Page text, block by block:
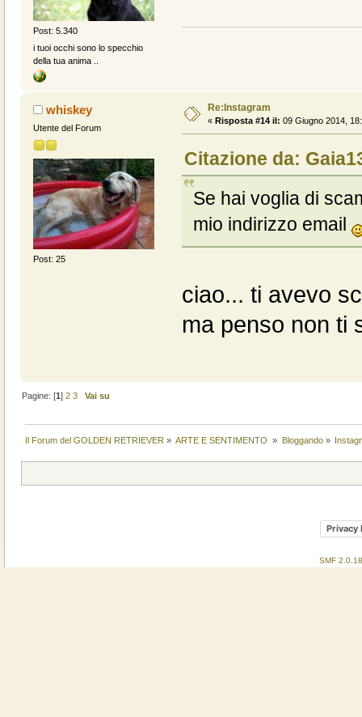
Post: 5.340
i tuoi occhi sono lo specchio
della tua anima ..
whiskey
Utente del Forum
Post: 25
Re:Instagram
« Risposta #14 il: 09 Giugno 2014,
Citazione da:
Se hai voglia di
mio indirizzo email
ciao... ti avevo
ma penso non ti
Pagine: [1]2 3 Vai su
Il Forum del GOLDEN RETRIEVER » ARTE E SENTIMENTO » Bloggando»
Privacy
SMF 2.0.18